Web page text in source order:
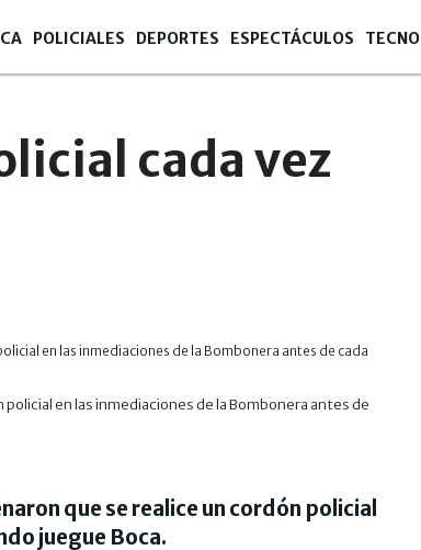
POLICIALES DEPORTES ESPECTÁCULOS TECNO
cada vez
en las inmediaciones de la Bombonera antes de
que se realice un cordón policial
juegue Boca.